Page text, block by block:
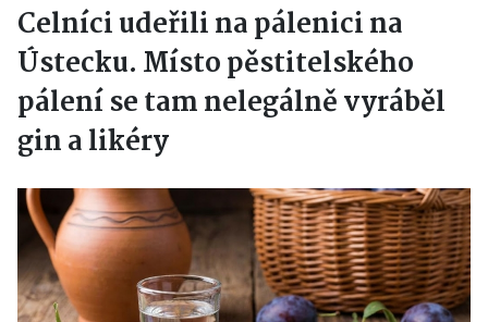
Celníci udeřili na pálenici na
Ústecku. Místo pěstitelského
pálení se tam nelegálně vyráběl
gin a likéry